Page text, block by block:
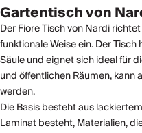
Gartentisch von
Der Fiore Tisch von Nardi
funktionale Weise ein. Der
Säule und eignet sich ideal für
und öffentlichen Räumen, kann
werden.
Die Basis besteht aus
Laminat besteht, Materialien,